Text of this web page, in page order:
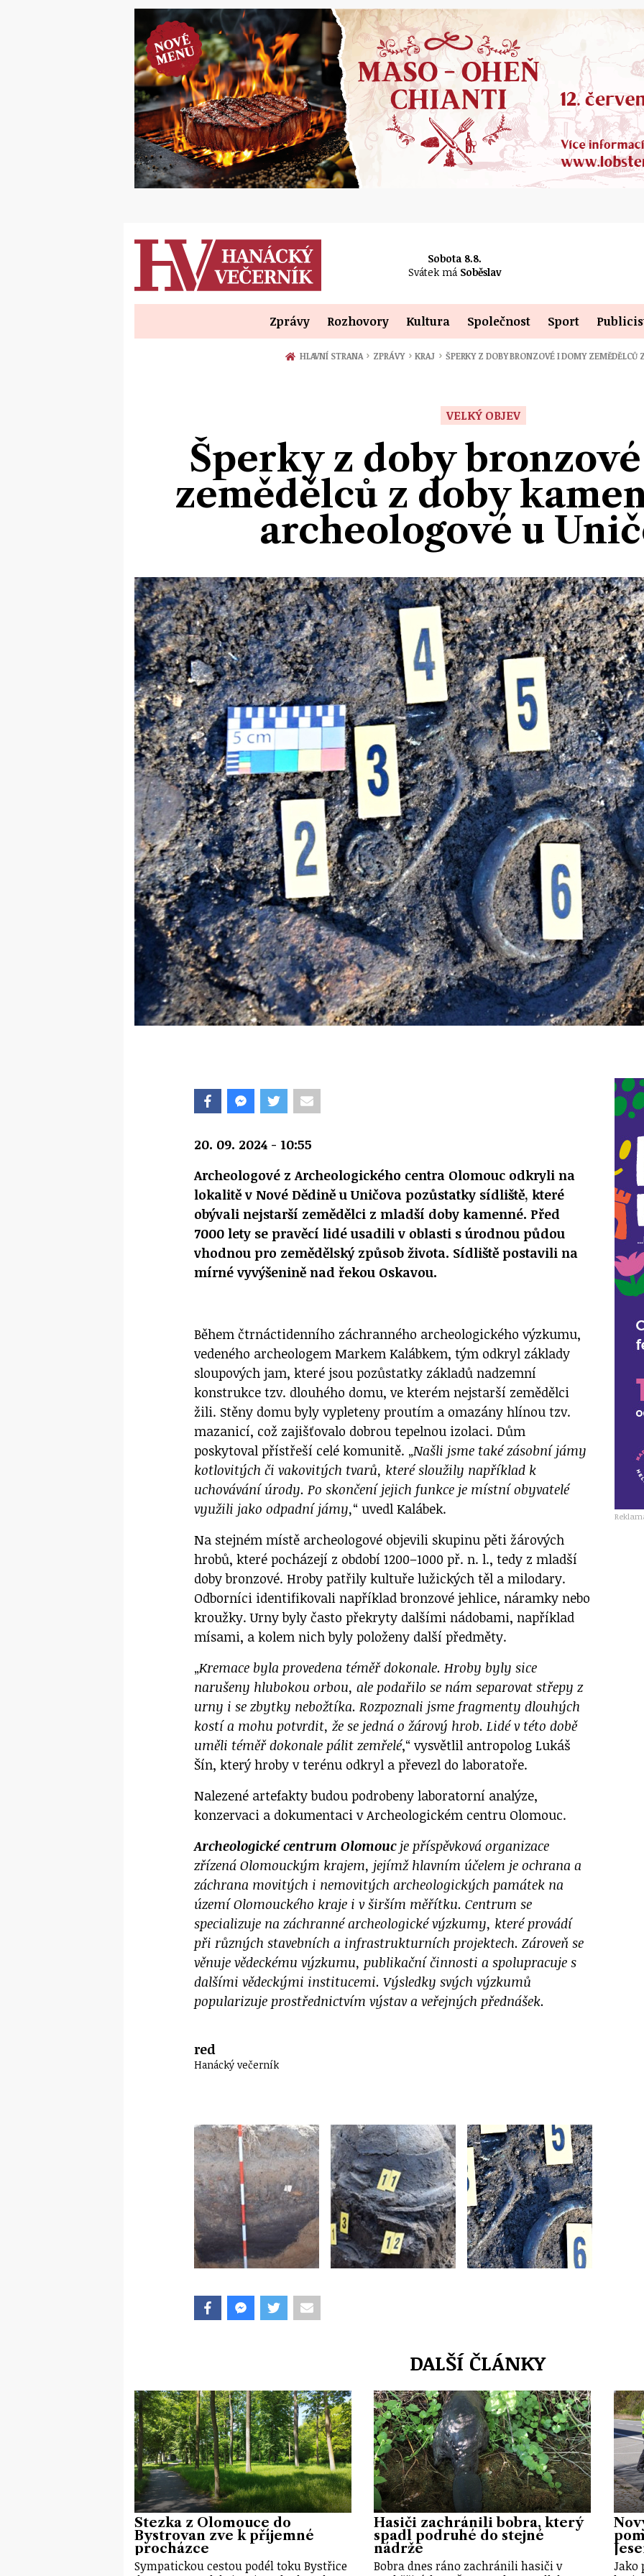
Sobota 8.8.
Svátek má Soběslav
Zprávy Rozhovory Kultura Společnost Sport
HLAVNÍ STRANA › ZPRÁVY › KRAJ › ŠPERKY Z DOBY BRONZOVÉ I DOMY ZEMĚDĚLCŮ
VELKÝ OBJEV
Šperky z doby
zemědělců z doby
archeologové u
20. 09. 2024 - 10:55
Archeologové z Archeologického centra Olomouc odkryli na
lokalitě v Nové Dědině u Uničova pozůstatky sídliště, které
obývali nejstarší zemědělci z mladší doby kamenné. Před
7000 lety se pravěcí lidé usadili v oblasti s úrodnou půdou
vhodnou pro zemědělský způsob života. Sídliště postavili na
mírné vyvýšenině nad řekou Oskavou.
Během čtrnáctidenního záchranného archeologického výzkumu,
vedeného archeologem Markem Kalábkem, tým odkryl základy
sloupových jam, které jsou pozůstatky základů nadzemní
konstrukce tzv. dlouhého domu, ve kterém nejstarší zemědělci
žili. Stěny domu byly vypleteny proutím a omazány hlínou tzv.
mazanicí, což zajišťovalo dobrou tepelnou izolaci. Dům
poskytoval přístřeší celé komunitě. „Našli jsme také zásobní jámy
kotlovitých či vakovitých tvarů, které sloužily například k
uchovávání úrody. Po skončení jejich funkce je místní obyvatelé
využili jako odpadní jámy,“ uvedl Kalábek.
Na stejném místě archeologové objevili skupinu pěti žárových
hrobů, které pocházejí z období 1200–1000 př. n. l., tedy z mladší
doby bronzové. Hroby patřily kultuře lužických těl a milodary.
Odborníci identifikovali například bronzové jehlice, náramky nebo
kroužky. Urny byly často překryty dalšími nádobami, například
mísami, a kolem nich byly položeny další předměty.
„Kremace byla provedena téměř dokonale. Hroby byly sice
narušeny hlubokou orbou, ale podařilo se nám separovat střepy z
urny i se zbytky nebožtíka. Rozpoznali jsme fragmenty dlouhých
kostí a mohu potvrdit, že se jedná o žárový hrob. Lidé v této době
uměli téměř dokonale pálit zemřelé,“ vysvětlil antropolog Lukáš
Šín, který hroby v terénu odkryl a převezl do laboratoře.
Nalezené artefakty budou podrobeny laboratorní analýze,
konzervaci a dokumentaci v Archeologickém centru Olomouc.
Archeologické centrum Olomouc je příspěvková organizace
zřízená Olomouckým krajem, jejímž hlavním účelem je ochrana a
záchrana movitých i nemovitých archeologických památek na
území Olomouckého kraje i v širším měřítku. Centrum se
specializuje na záchranné archeologické výzkumy, které provádí
při různých stavebních a infrastrukturních projektech. Zároveň se
věnuje vědeckému výzkumu, publikační činnosti a spolupracuje s
dalšími vědeckými institucemi. Výsledky svých výzkumů
popularizuje prostřednictvím výstav a veřejných přednášek.
red
Hanácký večerník
DALŠÍ ČLÁNKY
Stezka z Olomouce do
Bystrovan zve k příjemné
procházce
Sympatickou cestou podél toku Bystřice
Hasiči zachránili bobra, který
spadl podruhé do stejné
nádrže
Bobra dnes ráno zachránili hasiči v
Jako